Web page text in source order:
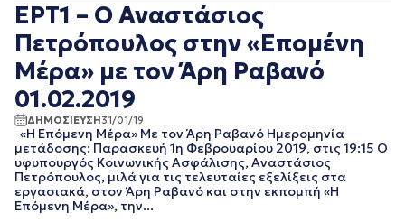
ΝΟΕΜΒΡΙΟΣ 2017
ΣΕΠΤΕΜΒΡΙΟΣ 2017
ΑΥΓΟΥΣΤΟΣ 2017
ΙΟΥΛΙΟΣ 2017
ΑΠΡΙΛΙΟΣ 2017
ΜΑΡΤΙΟΣ 2017
ΦΕΒΡΟΥΑΡΙΟΣ 2017
ΙΑΝΟΥΑΡΙΟΣ 2017
ΕΡΤ1 – Ο Αναστάσιος
Πετρόπουλος στην «Επομένη
Μέρα» με τον Άρη Ραβανό
01.02.2019
ΔΗΜΟΣΙΕΥΣΗ31/01/19
«Η Επόμενη Μέρα» Με τον Άρη Ραβανό Ημερομηνία
μετάδοσης: Παρασκευή 1η Φεβρουαρίου 2019, στις 19:15 Ο
υφυπουργός Κοινωνικής Ασφάλισης, Αναστάσιος
Πετρόπουλος, μιλά για τις τελευταίες εξελίξεις στα
εργασιακά, στον Άρη Ραβανό και στην εκπομπή «Η
Επόμενη Μέρα», την...